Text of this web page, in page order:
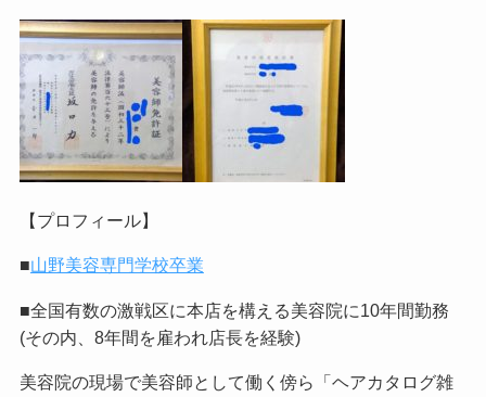
【プロフィール】
■山野美容専門学校卒業
■全国有数の激戦区に本店を構える美容院に10年間勤務
(その内、8年間を雇われ店長を経験)
美容院の現場で美容師として働く傍ら「ヘアカタログ雑